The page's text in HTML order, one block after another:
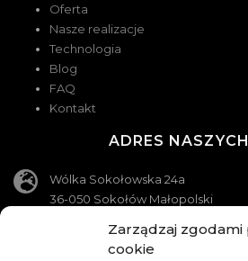
Zarządzaj zgodami
cookie
Oferta
Nasze realizacje
Technologia
Blog
FAQ
Kontakt
ADRES
Wólka Sokołowska 24a
36-050 Sokołów Małopolski
Wola Zarczycka 94a
37-311 Wola Zarczycka